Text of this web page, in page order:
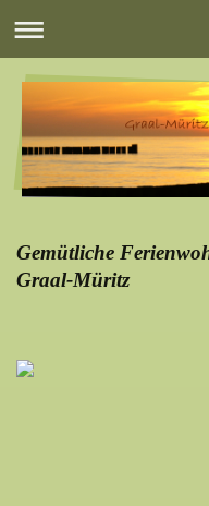
Gemütliche
Graal-Müritz